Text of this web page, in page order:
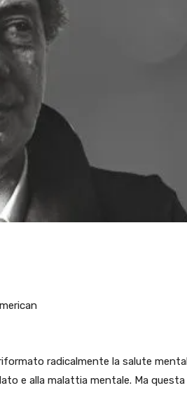
radicalmente la salute
e alla malattia mentale. Ma